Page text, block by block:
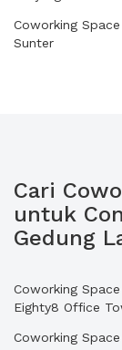
Coworking
Sunter
Cari
untuk
Gedung
Coworking
Eighty8 Office
Coworking